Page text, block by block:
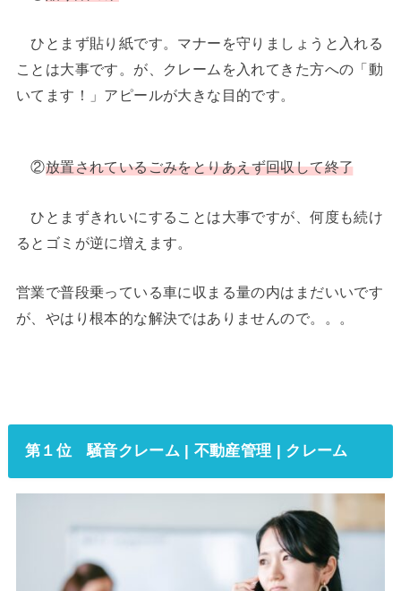
ひとまず貼り紙です。マナーを守りましょうと入れる
ことは大事です。が、クレームを入れてきた方への「動
いてます！」アピールが大きな目的です。
②放置されているごみをとりあえず回収して終了
ひとまずきれいにすることは大事ですが、何度も続け
るとゴミが逆に増えます。
営業で普段乗っている車に収まる量の内はまだいいです
が、やはり根本的な解決ではありませんので。。。
第１位 騒音クレーム | 不動産管理 | クレーム